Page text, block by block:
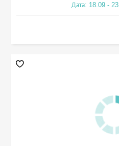
Дата: 18.09 -